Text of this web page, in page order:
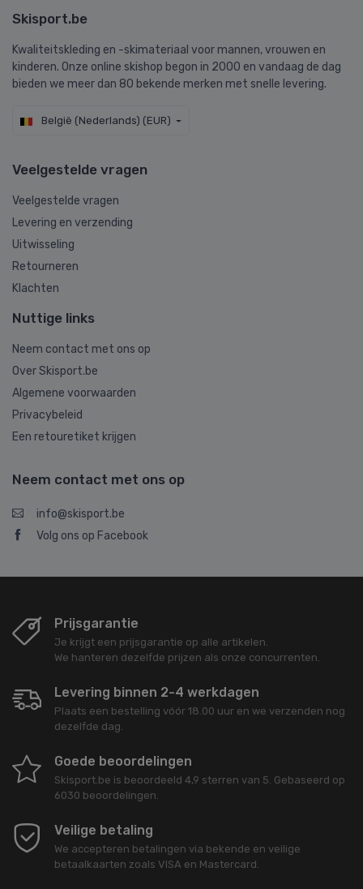
Skisport.be
Kwaliteitskleding en -skimateriaal voor mannen, vrouwen en
kinderen. Onze online skishop begon in 2000 en vandaag de dag
bieden we meer dan 80 bekende merken met snelle levering.
België (Nederlands) (EUR)
Veelgestelde vragen
Veelgestelde vragen
Levering en verzending
Uitwisseling
Retourneren
Klachten
Nuttige links
Neem contact met ons op
Over Skisport.be
Algemene voorwaarden
Privacybeleid
Een retouretiket krijgen
Neem contact met ons op
info@skisport.be
Volg ons op Facebook
Prijsgarantie
Je krijgt een prijsgarantie op alle artikelen.
We hanteren dezelfde prijzen als onze concurrenten.
Levering binnen 2-4 werkdagen
Plaats een bestelling vóór 18.00 uur en we verzenden nog
dezelfde dag.
Goede beoordelingen
Skisport.be is beoordeeld 4,9 sterren van 5. Gebaseerd op
6030 beoordelingen.
Veilige betaling
We accepteren betalingen via bekende en veilige
betaalkaarten zoals VISA en Mastercard.